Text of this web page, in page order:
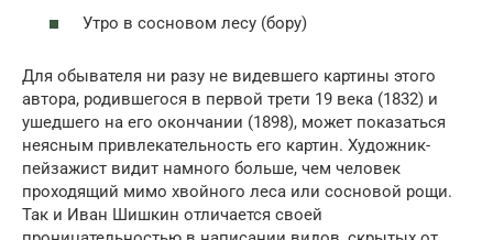
Утро в сосновом лесу (бору)
Для обывателя ни разу не видевшего картины этого
автора, родившегося в первой трети 19 века (1832) и
ушедшего на его окончании (1898), может показаться
неясным привлекательность его картин. Художник-
пейзажист видит намного больше, чем человек
проходящий мимо хвойного леса или сосновой рощи.
Так и Иван Шишкин отличается своей